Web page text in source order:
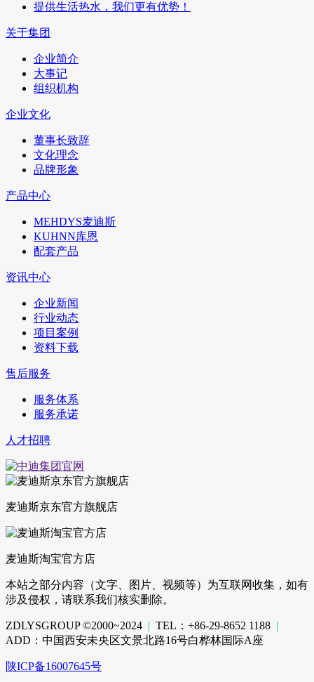
提供生活热水，我们更有优势！
关于集团
企业简介
大事记
组织机构
企业文化
董事长致辞
文化理念
品牌形象
产品中心
MEHDYS麦迪斯
KUHNN库恩
配套产品
资讯中心
企业新闻
行业动态
项目案例
资料下载
售后服务
服务体系
服务承诺
人才招聘
麦迪斯京东官方旗舰店
麦迪斯淘宝官方店
本站之部分内容（文字、图片、视频等）为互联网收集，如有
涉及侵权，请联系我们核实删除。
ZDLYSGROUP ©2000~2024 | TEL：+86-29-8652 1188 |
ADD：中国西安未央区文景北路16号白桦林国际A座
陕ICP备16007645号